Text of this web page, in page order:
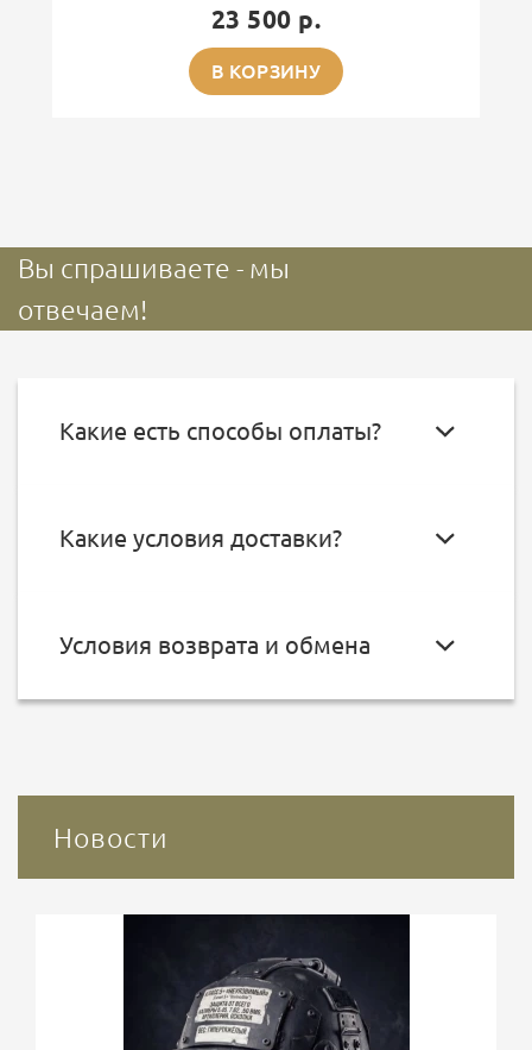
23 500 р.
В КОРЗИНУ
Вы спрашиваете - мы
отвечаем!
Какие есть способы оплаты?
Какие условия доставки?
Условия возврата и обмена
Новости